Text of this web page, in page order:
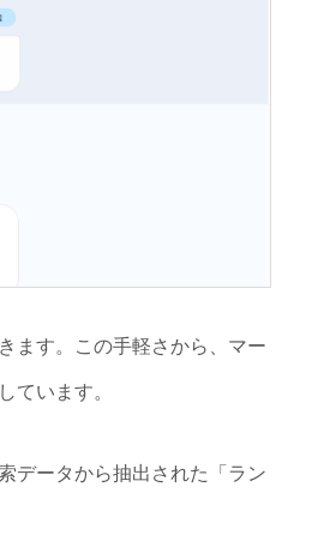
ます。この手軽さから、マー
ています。
データから抽出された「ラン